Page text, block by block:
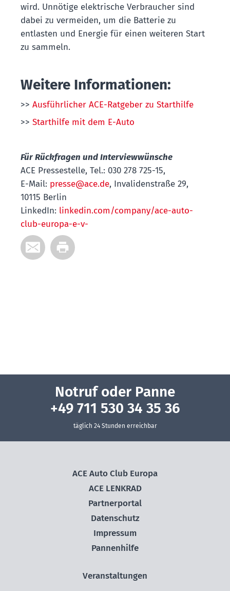
wird. Unnötige elektrische Verbraucher sind
dabei zu vermeiden, um die Batterie zu
entlasten und Energie für einen weiteren Start
zu sammeln.
Weitere Informationen:
>> Ausführlicher ACE-Ratgeber zu Starthilfe
>> Starthilfe mit dem E-Auto
Für Rückfragen und Interviewwünsche
ACE Pressestelle, Tel.: 030 278 725-15,
E-Mail: presse@ace.de, Invalidenstraße 29,
10115 Berlin
LinkedIn: linkedin.com/company/ace-auto-
club-europa-e-v-
Notruf oder Panne
+49 711 530 34 35 36
täglich 24 Stunden erreichbar
ACE Auto Club Europa
ACE LENKRAD
Partnerportal
Datenschutz
Impressum
Pannenhilfe
Veranstaltungen